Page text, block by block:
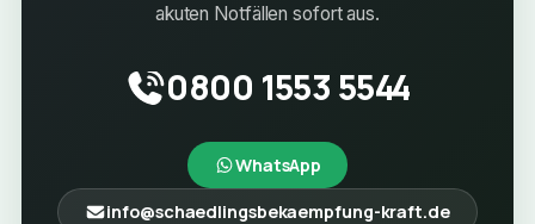
akuten Notfällen sofort aus.
0800 1553 5544
WhatsApp
info@schaedlingsbekaempfung-kraft.de